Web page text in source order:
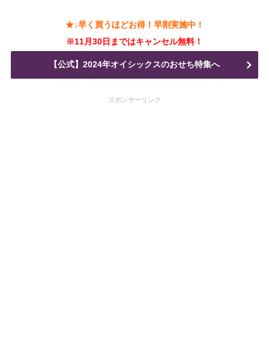
★↓早く買うほどお得！早割実施中！
※11月30日まではキャンセル無料！
【公式】2024年オイシックスのおせち特集へ
スポンサーリンク